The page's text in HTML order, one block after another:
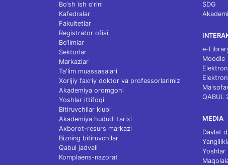
Bo‘sh ish o‘rini
Kafedralar
Fakultetlar
Registrator ofisi
Bo‘limlar
Sektorlar
Markazlar
Ta'lim muassasalari
Xorijiy faxriy doktor va professorlarimiz
Akademiya oromgohi
Yoshlar ittifoqi
Bitiruvchilar klubi
Akademiya hududi tarixi
Axborot-resurs markazi
Bizning bitiruvchilar
Qabul jadvali
Komplaens-nazorat
SDG
e-
Moodle
QABUL
MEDIA
Davlat
Yoshlar